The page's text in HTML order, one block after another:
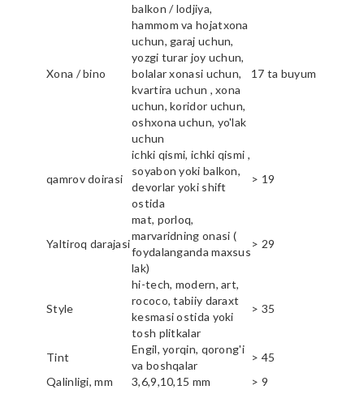
Xona / bino
balkon / lodjiya,
hammom va hojatxona
uchun, garaj uchun,
yozgi turar joy uchun,
bolalar xonasi uchun,
kvartira uchun , xona
uchun, koridor uchun,
oshxona uchun, yo'lak
uchun
17 ta buyum
qamrov doirasi
ichki qismi, ichki qismi ,
soyabon yoki balkon,
devorlar yoki shift
ostida
> 19
Yaltiroq darajasi
mat, porloq,
marvaridning onasi (
foydalanganda maxsus
lak)
> 29
Style
hi-tech, modern, art,
rococo, tabiiy daraxt
kesmasi ostida yoki
tosh plitkalar
> 35
Tint
Engil, yorqin, qorong'i
va boshqalar
> 45
Qalinligi, mm
3,6,9,10,15 mm > 9